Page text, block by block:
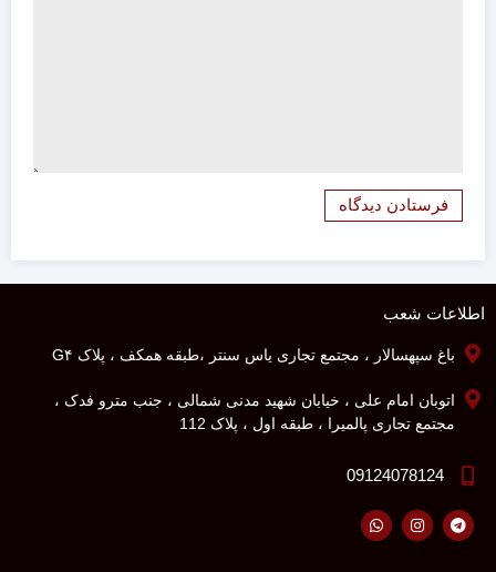
اطلاعات شعب
باغ سپهسالار ، مجتمع تجاری یاس سنتر ،طبقه همکف ، پلاک G۴
اتوبان امام علی ، خیابان شهید مدنی شمالی ، جنب مترو فدک ،
مجتمع تجاری پالمیرا ، طبقه اول ، پلاک 112
09124078124